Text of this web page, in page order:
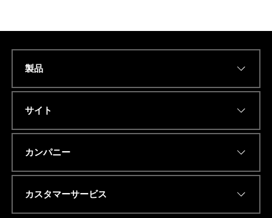
製品
サイト
カンパニー
カスタマーサービス